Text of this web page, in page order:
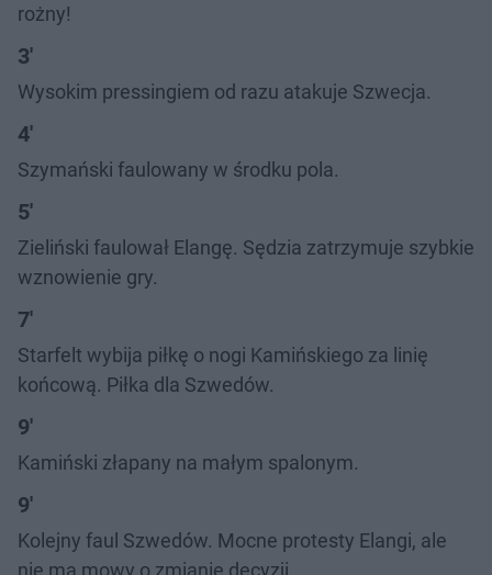
rożny!
3'
Wysokim pressingiem od razu atakuje Szwecja.
4'
Szymański faulowany w środku pola.
5'
Zieliński faulował Elangę. Sędzia zatrzymuje szybkie
wznowienie gry.
7'
Starfelt wybija piłkę o nogi Kamińskiego za linię
końcową. Piłka dla Szwedów.
9'
Kamiński złapany na małym spalonym.
9'
Kolejny faul Szwedów. Mocne protesty Elangi, ale
nie ma mowy o zmianie decyzji.